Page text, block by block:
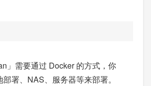
」需要通过 Docker 的方式，你
署、NAS、服务器等来部署。